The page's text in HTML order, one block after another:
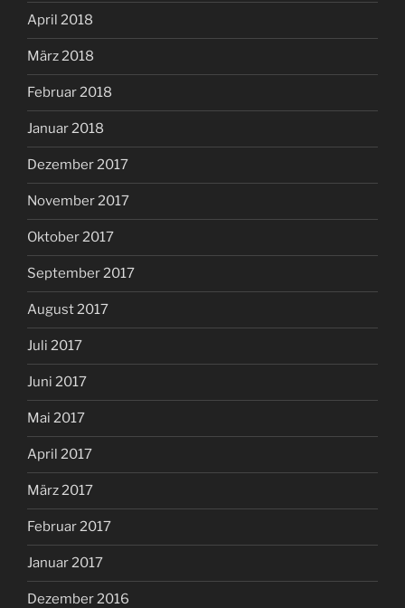
April 2018
März 2018
Februar 2018
Januar 2018
Dezember 2017
November 2017
Oktober 2017
September 2017
August 2017
Juli 2017
Juni 2017
Mai 2017
April 2017
März 2017
Februar 2017
Januar 2017
Dezember 2016